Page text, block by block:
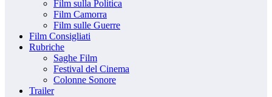
Film sulla Politica
Film Camorra
Film sulle Guerre
Film Consigliati
Rubriche
Saghe Film
Festival del Cinema
Colonne Sonore
Trailer